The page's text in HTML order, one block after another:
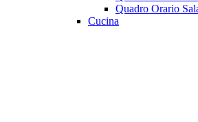
Quadro Orario
Cucina